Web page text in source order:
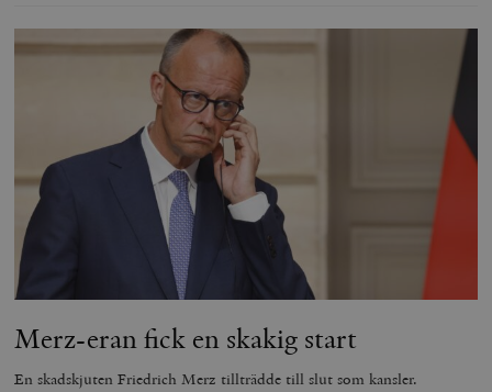
Merz-eran fick en skakig start
En skadskjuten Friedrich Merz tillträdde till slut som kansler.